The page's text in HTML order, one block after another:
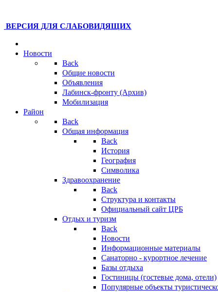
ВЕРСИЯ ДЛЯ СЛАБОВИДЯЩИХ
Новости
Back
Общие новости
Объявления
Лабинск-фронту (Архив)
Мобилизация
Район
Back
Общая информация
Back
История
География
Символика
Здравоохранение
Back
Структура и контакты
Официальный сайт ЦРБ
Отдых и туризм
Back
Новости
Информационные материалы
Санаторно - курортное лечение
Базы отдыха
Гостиницы (гостевые дома, отели)
Популярные объекты